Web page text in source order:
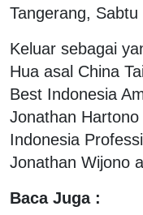
Tangerang,
Keluar sebagai
Hua asal China
Best Indonesia
Jonathan
Indonesia
Jonathan Wijono
Baca Juga :